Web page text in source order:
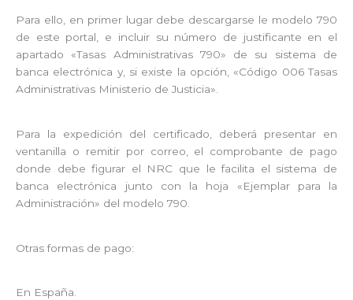
Para ello, en primer lugar debe descargarse le modelo 790
de este portal, e incluir su número de justificante en el
apartado «Tasas Administrativas 790» de su sistema de
banca electrónica y, si existe la opción, «Código 006 Tasas
Administrativas Ministerio de Justicia».
Para la expedición del certificado, deberá presentar en
ventanilla o remitir por correo, el comprobante de pago
donde debe figurar el NRC que le facilita el sistema de
banca electrónica junto con la hoja «Ejemplar para la
Administración» del modelo 790.
Otras formas de pago:
En España.